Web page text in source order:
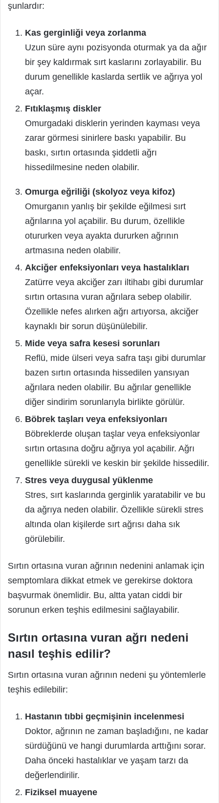
şunlardır:
Kas gerginliği veya zorlanma
Uzun süre aynı pozisyonda oturmak ya da ağır
bir şey kaldırmak sırt kaslarını zorlayabilir. Bu
durum genellikle kaslarda sertlik ve ağrıya yol
açar.
Fıtıklaşmış diskler
Omurgadaki disklerin yerinden kayması veya
zarar görmesi sinirlere baskı yapabilir. Bu
baskı, sırtın ortasında şiddetli ağrı
hissedilmesine neden olabilir.
Omurga eğriliği (skolyoz veya kifoz)
Omurganın yanlış bir şekilde eğilmesi sırt
ağrılarına yol açabilir. Bu durum, özellikle
otururken veya ayakta dururken ağrının
artmasına neden olabilir.
Akciğer enfeksiyonları veya hastalıkları
Zatürre veya akciğer zarı iltihabı gibi durumlar
sırtın ortasına vuran ağrılara sebep olabilir.
Özellikle nefes alırken ağrı artıyorsa, akciğer
kaynaklı bir sorun düşünülebilir.
Mide veya safra kesesi sorunları
Reflü, mide ülseri veya safra taşı gibi durumlar
bazen sırtın ortasında hissedilen yansıyan
ağrılara neden olabilir. Bu ağrılar genellikle
diğer sindirim sorunlarıyla birlikte görülür.
Böbrek taşları veya enfeksiyonları
Böbreklerde oluşan taşlar veya enfeksiyonlar
sırtın ortasına doğru ağrıya yol açabilir. Ağrı
genellikle sürekli ve keskin bir şekilde hissedilir.
Stres veya duygusal yüklenme
Stres, sırt kaslarında gerginlik yaratabilir ve bu
da ağrıya neden olabilir. Özellikle sürekli stres
altında olan kişilerde sırt ağrısı daha sık
görülebilir.
Sırtın ortasına vuran ağrının nedenini anlamak için
semptomlara dikkat etmek ve gerekirse doktora
başvurmak önemlidir. Bu, altta yatan ciddi bir
sorunun erken teşhis edilmesini sağlayabilir.
Sırtın ortasına vuran ağrı nedeni
nasıl teşhis edilir?
Sırtın ortasına vuran ağrının nedeni şu yöntemlerle
teşhis edilebilir:
Hastanın tıbbi geçmişinin incelenmesi
Doktor, ağrının ne zaman başladığını, ne kadar
sürdüğünü ve hangi durumlarda arttığını sorar.
Daha önceki hastalıklar ve yaşam tarzı da
değerlendirilir.
Fiziksel muayene